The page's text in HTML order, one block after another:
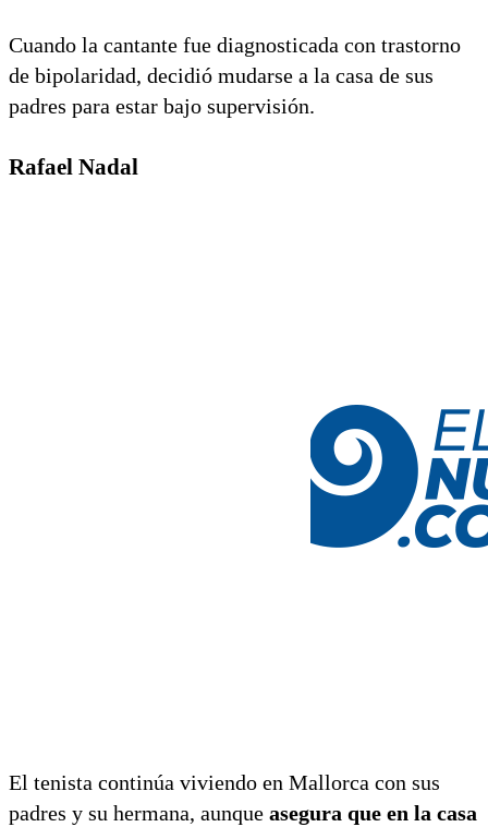
Cuando la cantante fue diagnosticada con trastorno
de bipolaridad, decidió mudarse a la casa de sus
padres para estar bajo supervisión.
Rafael Nadal
El tenista continúa viviendo en Mallorca con sus
padres y su hermana, aunque asegura que en la casa